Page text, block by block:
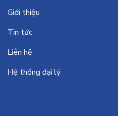
Giới thiệu
Tin tức
Liên hệ
Hệ thống đại lý